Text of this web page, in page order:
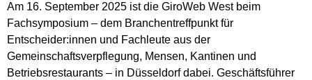
Am 16. September 2025 ist die GiroWeb West beim
Fachsymposium – dem Branchentreffpunkt für
Entscheider:innen und Fachleute aus der
Gemeinschaftsverpflegung, Mensen, Kantinen und
Betriebsrestaurants – in Düsseldorf dabei. Geschäftsführer